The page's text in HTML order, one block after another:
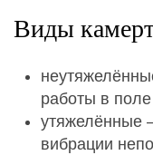
Виды
работы в поле
утяжелённые
вибрации